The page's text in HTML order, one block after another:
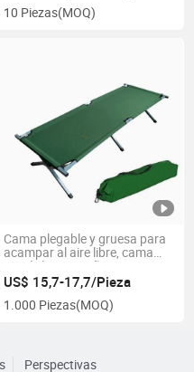
10 Piezas(MOQ)
Cama plegable y gruesa para
acampar al aire libre, cama
portátil acompañante
US$ 15,7-17,7/Pieza
1.000 Piezas(MOQ)
Perspectivas